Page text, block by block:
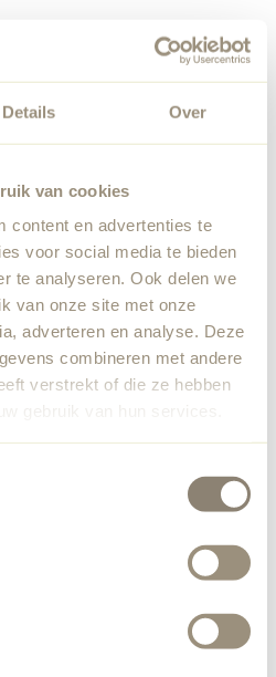
Details Over
van cookies
content en advertenties te
voor social media te bieden
te analyseren. Ook delen we
van onze site met onze
adverteren en analyse. Deze
combineren met andere
verstrekt of die ze hebben
gebruik van hun services.